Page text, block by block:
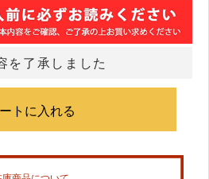
を了承しました